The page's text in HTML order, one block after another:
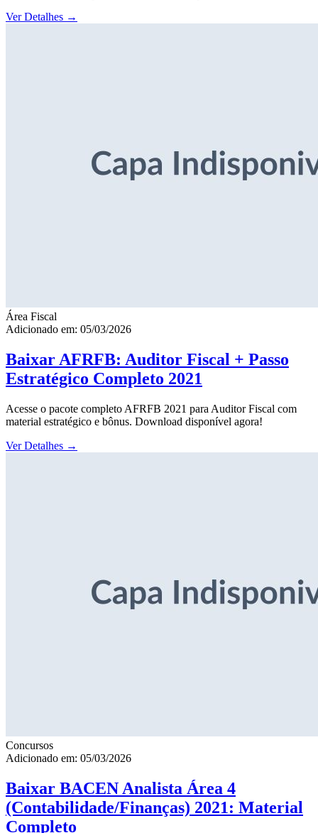
Ver Detalhes →
Área Fiscal
Adicionado em: 05/03/2026
Baixar AFRFB: Auditor Fiscal + Passo
Estratégico Completo 2021
Acesse o pacote completo AFRFB 2021 para Auditor Fiscal com
material estratégico e bônus. Download disponível agora!
Ver Detalhes →
Concursos
Adicionado em: 05/03/2026
Baixar BACEN Analista Área 4
(Contabilidade/Finanças) 2021: Material
Completo